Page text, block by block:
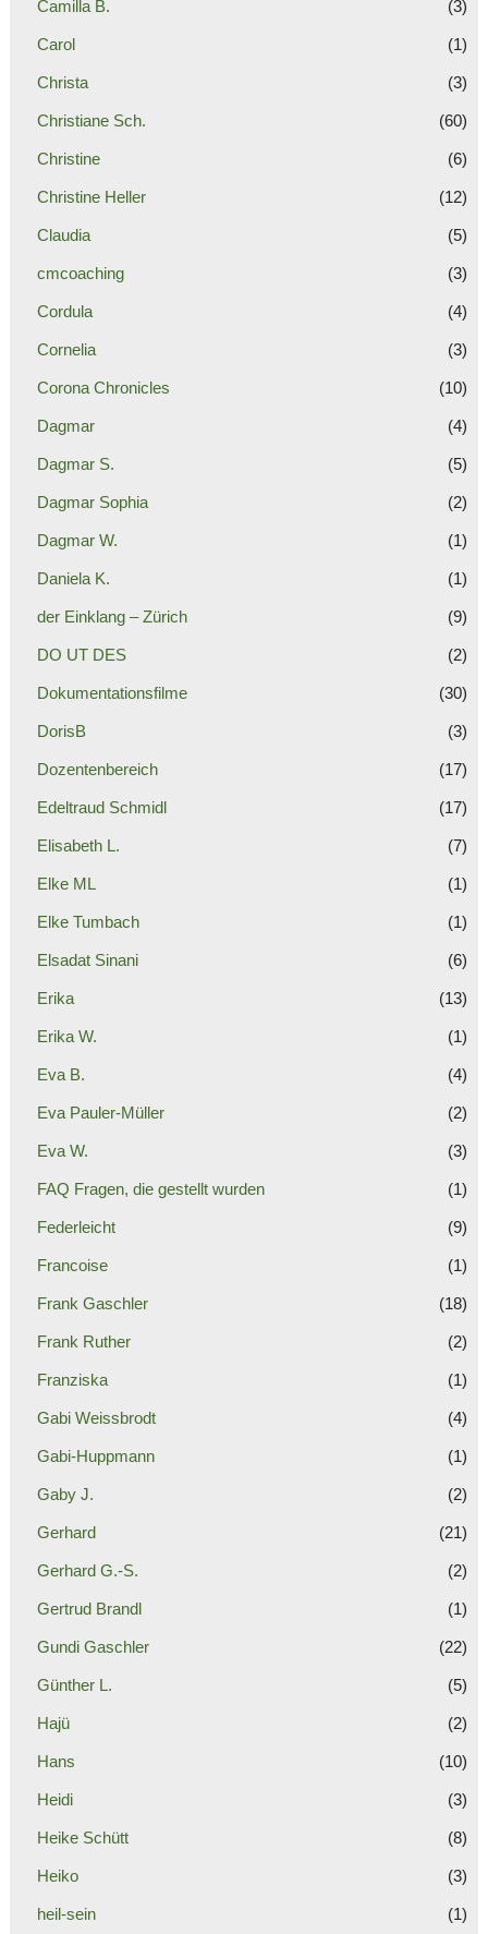
Camilla B. (3)
Carol (1)
Christa (3)
Christiane Sch. (60)
Christine (6)
Christine Heller (12)
Claudia (5)
cmcoaching (3)
Cordula (4)
Cornelia (3)
Corona Chronicles (10)
Dagmar (4)
Dagmar S. (5)
Dagmar Sophia (2)
Dagmar W. (1)
Daniela K. (1)
der Einklang – Zürich (9)
DO UT DES (2)
Dokumentationsfilme (30)
DorisB (3)
Dozentenbereich (17)
Edeltraud Schmidl (17)
Elisabeth L. (7)
Elke ML (1)
Elke Tumbach (1)
Elsadat Sinani (6)
Erika (13)
Erika W. (1)
Eva B. (4)
Eva Pauler-Müller (2)
Eva W. (3)
FAQ Fragen, die gestellt wurden (1)
Federleicht (9)
Francoise (1)
Frank Gaschler (18)
Frank Ruther (2)
Franziska (1)
Gabi Weissbrodt (4)
Gabi-Huppmann (1)
Gaby J. (2)
Gerhard (21)
Gerhard G.-S. (2)
Gertrud Brandl (1)
Gundi Gaschler (22)
Günther L. (5)
Hajü (2)
Hans (10)
Heidi (3)
Heike Schütt (8)
Heiko (3)
heil-sein (1)